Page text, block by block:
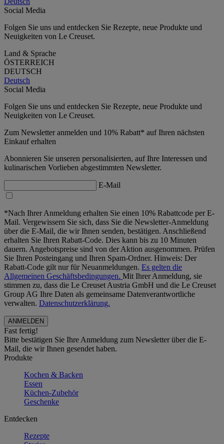
Social Media
Folgen Sie uns und entdecken Sie Rezepte, neue Produkte und
Neuigkeiten von Le Creuset.
Land & Sprache
ÖSTERREICH
DEUTSCH
Deutsch
Social Media
Folgen Sie uns und entdecken Sie Rezepte, neue Produkte und
Neuigkeiten von Le Creuset.
Zum Newsletter anmelden und 10% Rabatt* auf Ihren nächsten
Einkauf erhalten
Abonnieren Sie unseren personalisierten, auf Ihre Interessen und
kulinarischen Vorlieben abgestimmten Newsletter.
E-Mail
*Nach Ihrer Anmeldung erhalten Sie einen 10% Rabattcode per E-
Mail. Vergewissern Sie sich, dass Sie die Newsletter-Anmeldung
über die E-Mail, die wir Ihnen senden, bestätigen. Anschließend
erhalten Sie Ihren Rabatt-Code. Dies kann bis zu 10 Minuten
dauern. Angebotspreise sind von der Aktion ausgenommen. Prüfen
Sie Ihren Posteingang und Ihren Spam-Ordner. Hinweis: Der
Rabatt-Code gilt nur für Neuanmeldungen. Es gelten die
Allgemeinen Geschäftsbedingungen. Mit Ihrer Anmeldung, sie
stimmen zu, dass die Le Creuset Austria GmbH und die Le Creuset
Group AG Ihre Daten als gemeinsame Datenverantwortliche
verwalten. Datenschutzerklärung.
Fast fertig!
Bitte bestätigen Sie Ihre Anmeldung zum Newsletter über die E-
Mail, die wir Ihnen gesendet haben.
Produkte
Kochen & Backen
Essen
Küchen-Zubehör
Geschenke
Entdecken
Rezepte